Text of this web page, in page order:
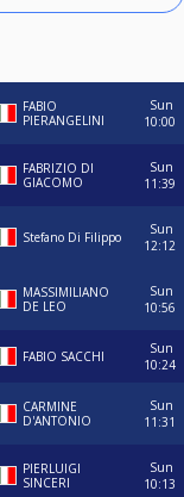
FABIO
PIERANGELINI
Sun
10:00
FABRIZIO DI
GIACOMO
Sun
11:39
Stefano Di Filippo
Sun
12:12
MASSIMILIANO
DE LEO
Sun
10:56
FABIO SACCHI
Sun
10:24
CARMINE
D'ANTONIO
Sun
11:31
PIERLUIGI
SINCERI
Sun
10:13